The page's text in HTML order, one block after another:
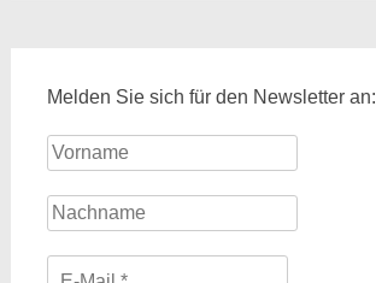
Melden Sie sich für den Newsletter an: